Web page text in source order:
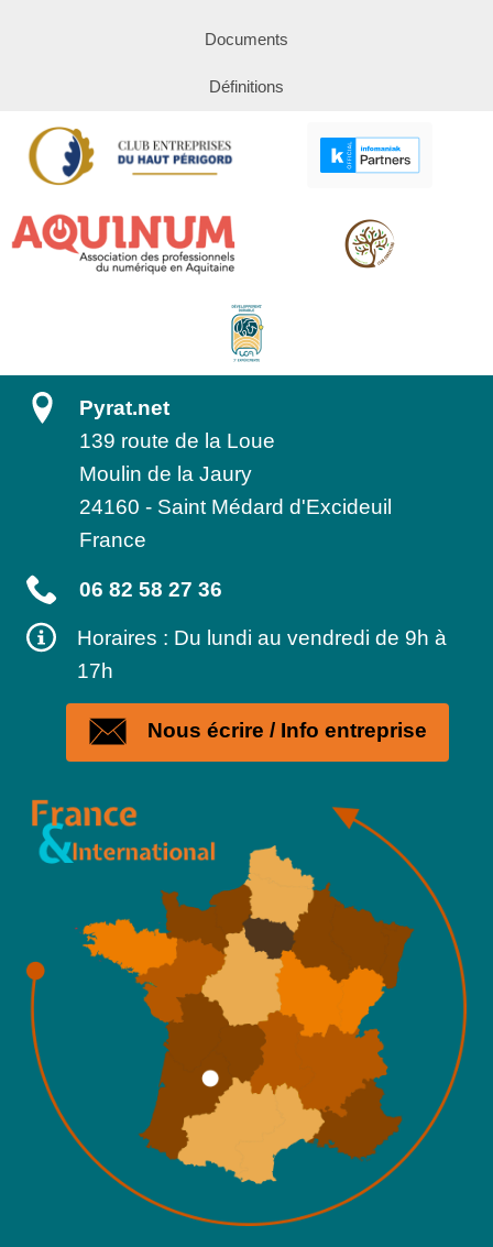
Documents
Définitions
Pyrat.net
139 route de la Loue
Moulin de la Jaury
24160 - Saint Médard d'Excideuil
France
06 82 58 27 36
Horaires : Du lundi au vendredi de 9h à
17h
Nous écrire / Info entreprise